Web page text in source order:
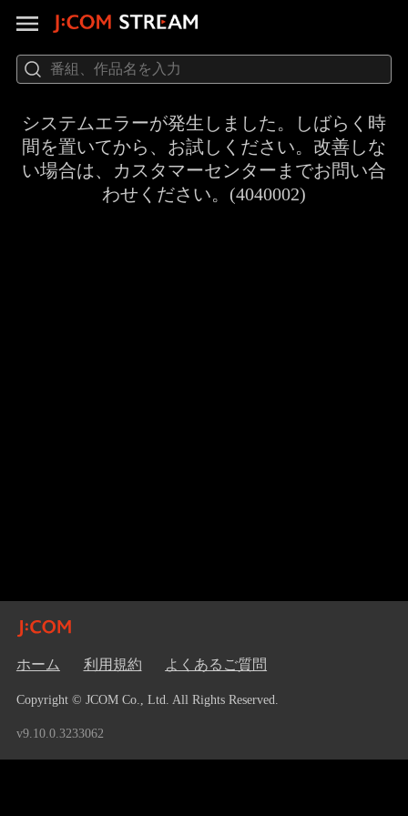
システムエラーが発生しました。しばらく時
間を置いてから、お試しください。改善しな
い場合は、カスタマーセンターまでお問い合
わせください。(4040002)
ホーム 利用規約 よくあるご質問
Copyright © JCOM Co., Ltd. All Rights Reserved.
v9.10.0.3233062